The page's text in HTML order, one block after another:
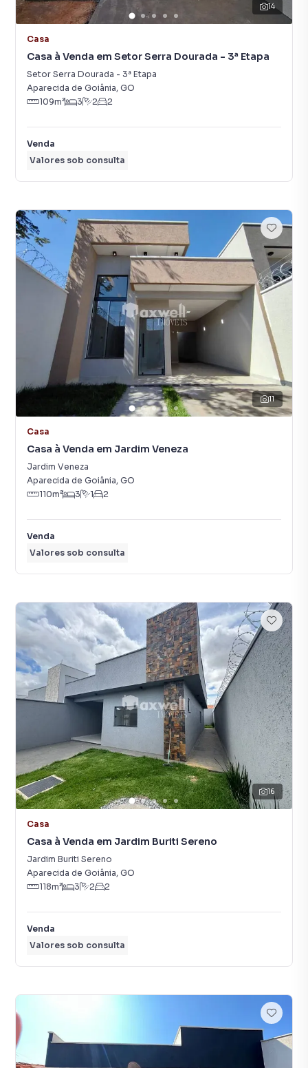
14
Casa
Casa à Venda em Setor Serra Dourada - 3ª Etapa
Setor Serra Dourada - 3ª Etapa
Aparecida de Goiânia, GO
109m² 3 2 2
Venda
Valores sob consulta
11
Casa
Casa à Venda em Jardim Veneza
Jardim Veneza
Aparecida de Goiânia, GO
110m² 3 1 2
Venda
Valores sob consulta
16
Casa
Casa à Venda em Jardim Buriti Sereno
Jardim Buriti Sereno
Aparecida de Goiânia, GO
118m² 3 2 2
Venda
Valores sob consulta